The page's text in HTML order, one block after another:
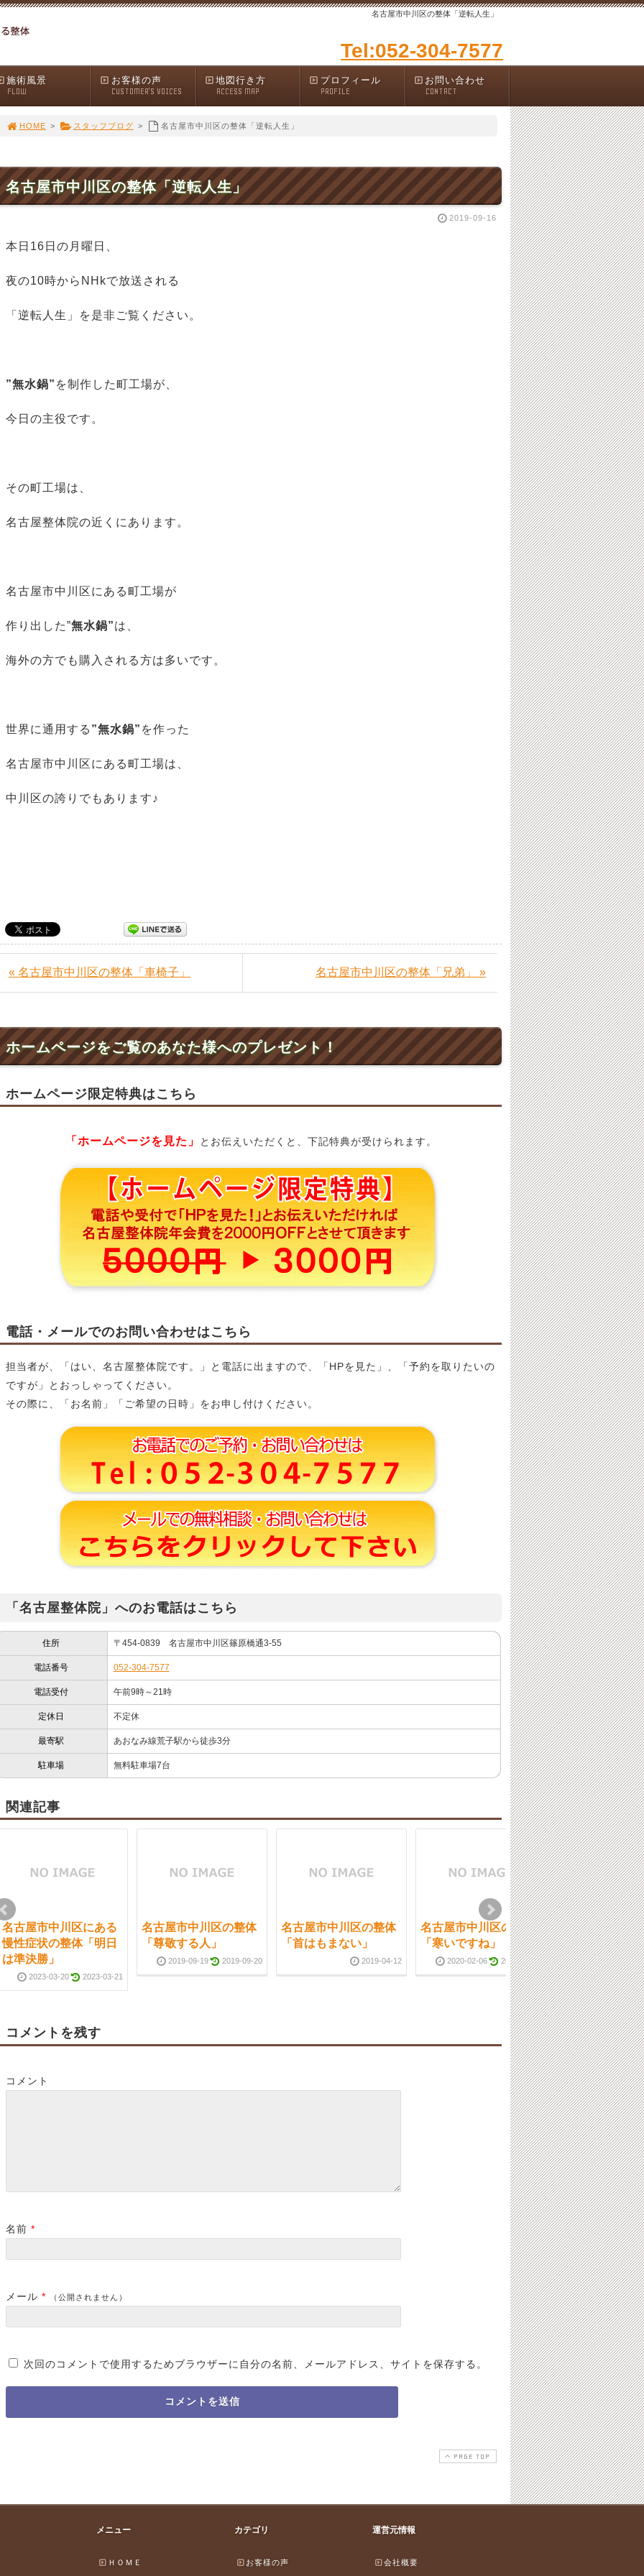
名古屋市中川区の整体「逆転人生」
Tel:052-304-7577
施術風景
FLOW
お客様の声
CUSTOMER'S VOICES
地図行き方
ACCESS MAP
プロフィール
PROFILE
お問い合わせ
CONTACT
HOME > スタッフブログ > 名古屋市中川区の整体「逆転人生」
名古屋市中川区の整体「逆転人生」
2019-09-16
本日16日の月曜日、
夜の10時からNHkで放送される
「逆転人生」を是非ご覧ください。
”無水鍋” を制作した町工場が、
今日の主役です。
その町工場は、
名古屋整体院の近くにあります。
名古屋市中川区にある町工場が
作り出した”無水鍋”は、
海外の方でも購入される方は多いです。
世界に通用する ”無水鍋” を作った
名古屋市中川区にある町工場は、
中川区の誇りでもあります♪
« 名古屋市中川区の整体「車椅子」 名古屋市中川区の整体「兄弟」 »
ホームページをご覧のあなた様へのプレゼント！
ホームページ限定特典はこちら
「ホームページを見た」 とお伝えいただくと、下記特典が受けられます。
電話・メールでのお問い合わせはこちら
担当者が、「はい、名古屋整体院です。」と電話に出ますので、「HPを見た」、「予約を取りたいの
ですが」とおっしゃってください。
その際に、「お名前」「ご希望の日時」をお申し付けください。
「名古屋整体院」へのお電話はこちら
住所 〒454-0839 名古屋市中川区篠原橋通3-55
電話番号 052-304-7577
電話受付 午前9時～21時
定休日 不定休
最寄駅 あおなみ線荒子駅から徒歩3分
駐車場 無料駐車場7台
関連記事
名古屋市中川区にある
慢性症状の整体「明日
は準決勝」
2023-03-20 2023-03-21
名古屋市中川区の整体
「尊敬する人」
2019-09-19 2019-09-20
名古屋市中川区の整体
「首はもまない」
2019-04-12
名古屋市中川区の整体
「寒いですね」
2020-02-06 2020-02-07
名古屋市中川区
「ピアノの先生
2019-12-13
コメントを残す
コメント
名前 *
メール * （公開されません）
次回のコメントで使用するためブラウザーに自分の名前、メールアドレス、サイトを保存する。
PAGE TOP
メニュー
ＨＯＭＥ
カテゴリ
お客様の声
運営元情報
会社概要